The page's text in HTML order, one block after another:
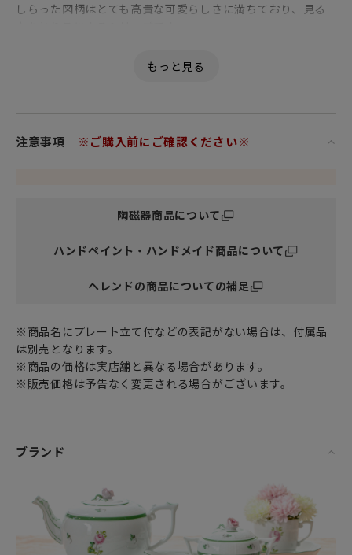
しらった図柄はとても高貴な可愛らしさに満ちており、見る
注意事項 ※ご購入前にご確認ください※
陶磁器商品について
ハンドペイント・ハンドメイド商品について
ヘレンドの商品についての補足
※商品名にプレート立て付などの表記がない場合は、付属品
は別売となります。
※商品の価格は実店舗と異なる場合があります。
※販売価格は予告なく変更される場合がございます。
ブランド